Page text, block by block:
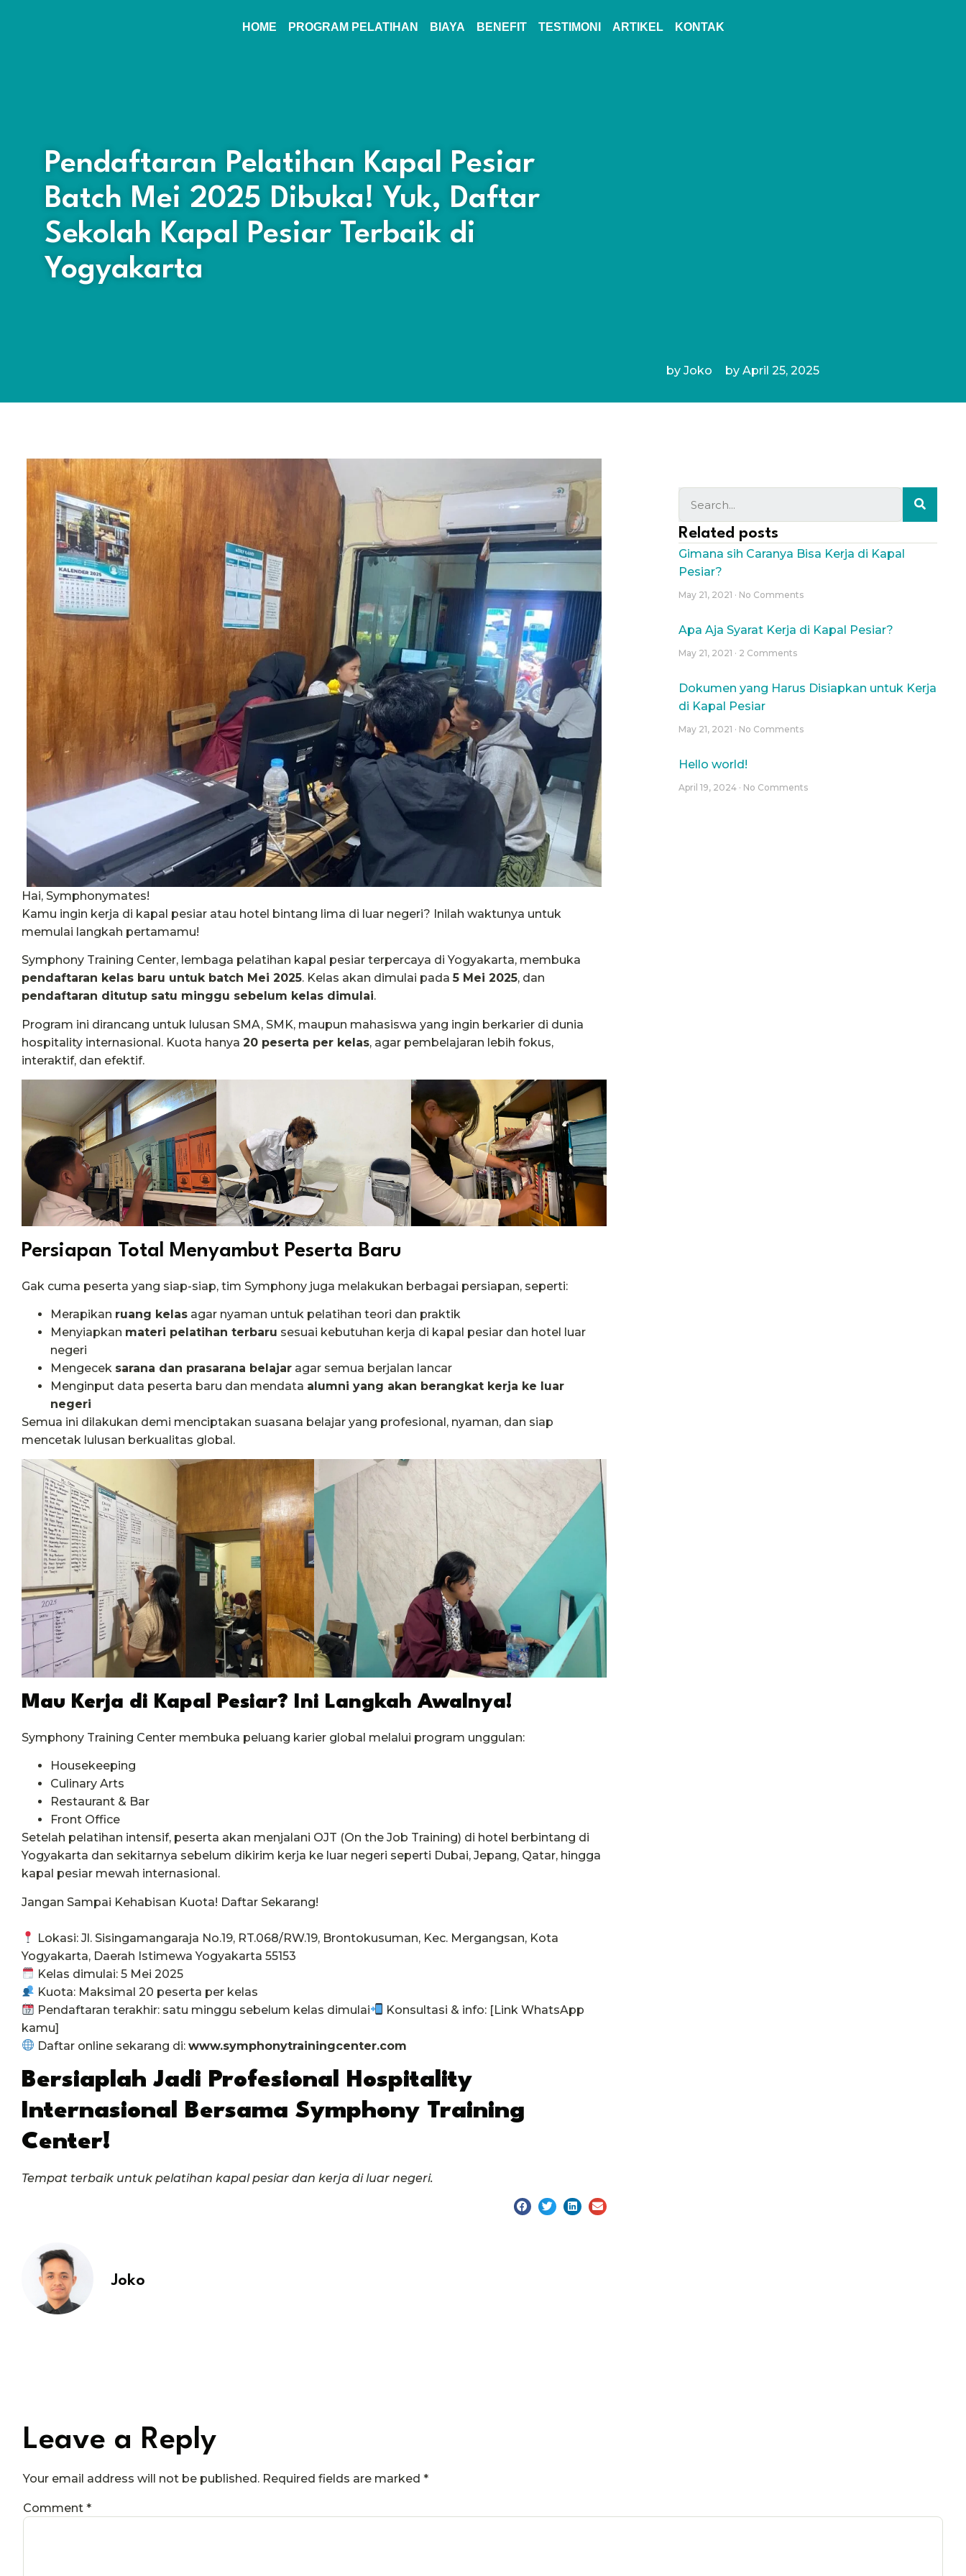
HOME PROGRAM PELATIHAN BIAYA BENEFIT TESTIMONI ARTIKEL KONTAK
Pendaftaran Pelatihan Kapal Pesiar
Batch Mei 2025 Dibuka! Yuk, Daftar
Sekolah Kapal Pesiar Terbaik di
Yogyakarta
by Joko by April 25, 2025
Hai, Symphonymates!
Kamu ingin kerja di kapal pesiar atau hotel bintang lima di luar negeri? Inilah waktunya untuk
memulai langkah pertamamu!
Symphony Training Center, lembaga pelatihan kapal pesiar terpercaya di Yogyakarta, membuka
pendaftaran kelas baru untuk batch Mei 2025. Kelas akan dimulai pada5 Mei 2025, dan
pendaftaran ditutup satu minggu sebelum kelas dimulai.
Program ini dirancang untuk lulusan SMA, SMK, maupun mahasiswa yang ingin berkarier di dunia
hospitality internasional. Kuota hanya 20 peserta per kelas, agar pembelajaran lebih fokus,
interaktif, dan efektif.
Persiapan Total Menyambut Peserta Baru
Gak cuma peserta yang siap-siap, tim Symphony juga melakukan berbagai persiapan, seperti:
Merapikan ruang kelas agar nyaman untuk pelatihan teori dan praktik
Menyiapkan materi pelatihan terbaru sesuai kebutuhan kerja di kapal pesiar dan hotel luar
negeri
Mengecek sarana dan prasarana belajar agar semua berjalan lancar
Menginput data peserta baru dan mendata alumni yang akan berangkat kerja ke luar
negeri
Semua ini dilakukan demi menciptakan suasana belajar yang profesional, nyaman, dan siap
mencetak lulusan berkualitas global.
Mau Kerja di Kapal Pesiar? Ini Langkah Awalnya!
Symphony Training Center membuka peluang karier global melalui program unggulan:
Housekeeping
Culinary Arts
Restaurant & Bar
Front Office
Setelah pelatihan intensif, peserta akan menjalani OJT (On the Job Training) di hotel berbintang di
Yogyakarta dan sekitarnya sebelum dikirim kerja ke luar negeri seperti Dubai, Jepang, Qatar, hingga
kapal pesiar mewah internasional.
Jangan Sampai Kehabisan Kuota! Daftar Sekarang!
Lokasi: Jl. Sisingamangaraja No.19, RT.068/RW.19, Brontokusuman, Kec. Mergangsan, Kota
Yogyakarta, Daerah Istimewa Yogyakarta 55153
Kelas dimulai: 5 Mei 2025
Kuota: Maksimal 20 peserta per kelas
Pendaftaran terakhir: satu minggu sebelum kelas dimulai
Konsultasi & info: [Link WhatsApp
kamu]
Daftar online sekarang di: www.symphonytrainingcenter.com
Bersiaplah Jadi Profesional Hospitality
Internasional Bersama Symphony Training
Center!
Tempat terbaik untuk pelatihan kapal pesiar dan kerja di luar negeri.
Joko
Related posts
Gimana sih Caranya Bisa Kerja di Kapal
Pesiar?
May 21, 2021 No Comments
Apa Aja Syarat Kerja di Kapal Pesiar?
May 21, 2021 2 Comments
Dokumen yang Harus Disiapkan untuk Kerja
di Kapal Pesiar
May 21, 2021 No Comments
Hello world!
April 19, 2024 No Comments
Leave a Reply
Your email address will not be published. Required fields are marked *
Comment *